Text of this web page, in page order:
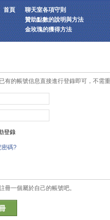
首頁
聊天室各項守則
贊助點數的說明與方法
金玫瑰的獲得方法
有的帳號信息直接進行登錄即可，不需
登錄
密碼?
冊一個屬於自己的帳號吧。